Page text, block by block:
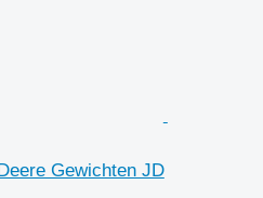
Gewichten JD